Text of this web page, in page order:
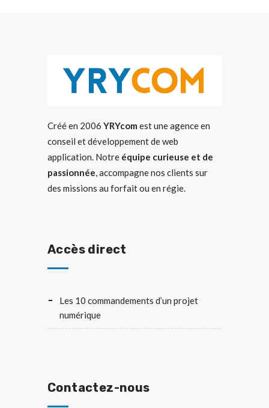
Créé en 2006 YRYcom est une agence en
conseil et développement de web
application. Notre équipe curieuse et de
passionnée, accompagne nos clients sur
des missions au forfait ou en régie.
Accès direct
Les 10 commandements d’un projet
numérique
Contactez-nous